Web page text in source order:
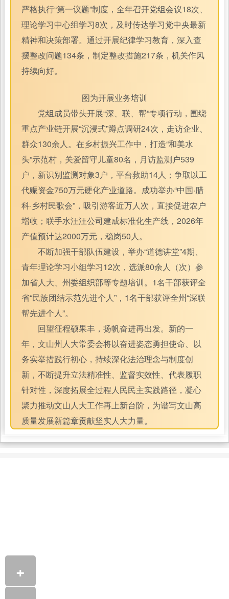
严格执行“第一议题”制度，全年召开党组会议18次、
理论学习中心组学习8次，及时传达学习党中央最新
精神和决策部署。通过开展纪律学习教育，深入查
摆整改问题134条，制定整改措施217条，机关作风
持续向好。
图为开展业务培训
党组成员带头开展“深、联、帮”专项行动，围绕
重点产业链开展“沉浸式”蹲点调研24次，走访企业、
群众130余人。在乡村振兴工作中，打造“和美水
头”示范村，关爱留守儿童80名，月访监测户539
户，新识别监测对象3户，平台救助14人；争取以工
代赈资金750万元硬化产业道路。成功举办“中国·腊
科·乡村民歌会”，吸引游客近万人次，直接促进农户
增收；联手水汪汪公司建成标准化生产线，2026年
产值预计达2000万元，稳岗50人。
不断加强干部队伍建设，举办“道德讲堂”4期、
青年理论学习小组学习12次，选派80余人（次）参
加省人大、州委组织部等专题培训。1名干部获评全
省“民族团结示范先进个人”，1名干部获评全州“深联
帮先进个人”。
回望征程硕果丰，扬帆奋进再出发。新的一
年，文山州人大常委会将以奋进姿态勇担使命、以
务实举措践行初心，持续深化法治理念与制度创
新，不断提升立法精准性、监督实效性、代表履职
针对性，深度拓展全过程人民民主实践路径，凝心
聚力推动文山人大工作再上新台阶，为谱写文山高
质量发展新篇章贡献坚实人大力量。
+